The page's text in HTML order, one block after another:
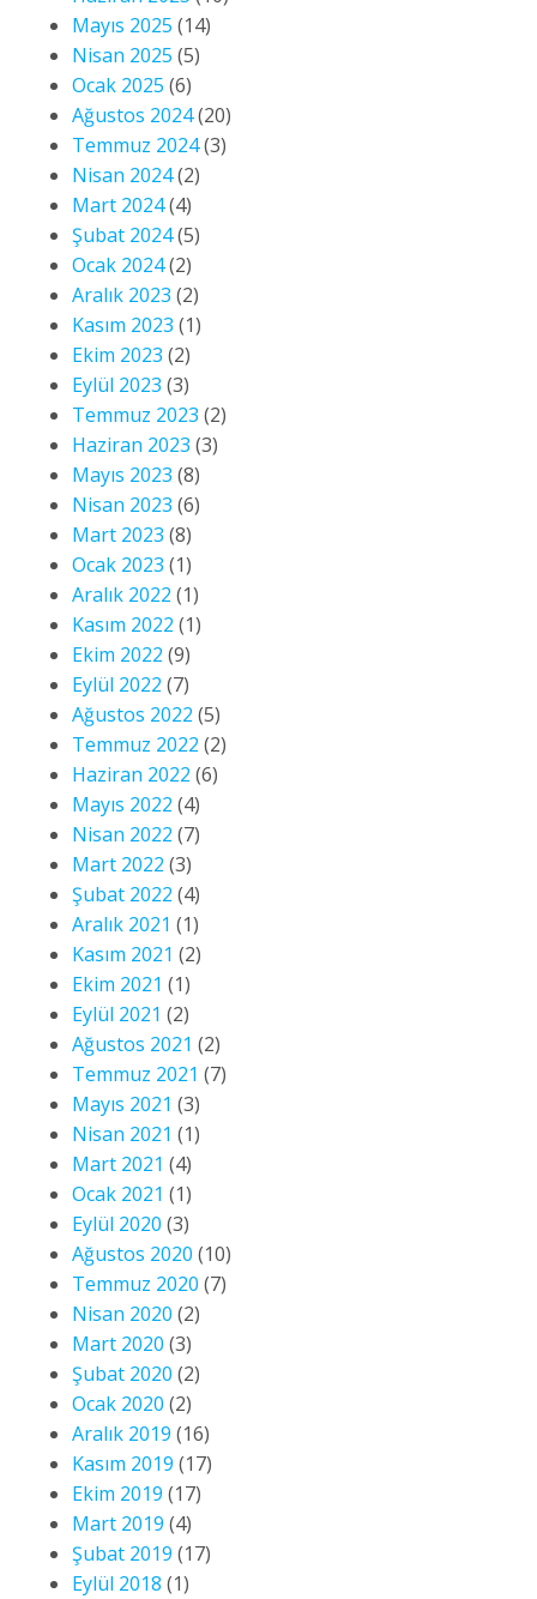
Mayıs 2025 (14)
Nisan 2025 (5)
Ocak 2025 (6)
Ağustos 2024(20)
Temmuz 2024(3)
Nisan 2024(2)
Mart 2024(4)
Şubat 2024(5)
Ocak 2024(2)
Aralık 2023 (2)
Kasım 2023 (1)
Ekim 2023 (2)
Eylül 2023 (3)
Temmuz 2023 (2)
Haziran 2023 (3)
Mayıs 2023 (8)
Nisan 2023 (6)
Mart 2023 (8)
Ocak 2023 (1)
Aralık 2022 (1)
Kasım 2022 (1)
Ekim 2022 (9)
Eylül 2022 (7)
Ağustos 2022 (5)
Temmuz 2022 (2)
Haziran 2022 (6)
Mayıs 2022 (4)
Nisan 2022 (7)
Mart 2022 (3)
Şubat 2022 (4)
Aralık 2021 (1)
Kasım 2021 (2)
Ekim 2021 (1)
Eylül 2021 (2)
Ağustos 2021 (2)
Temmuz 2021 (7)
Mayıs 2021 (3)
Nisan 2021 (1)
Mart 2021 (4)
Ocak 2021 (1)
Eylül 2020 (3)
Ağustos 2020 (10)
Temmuz 2020 (7)
Nisan 2020 (2)
Mart 2020 (3)
Şubat 2020 (2)
Ocak 2020 (2)
Aralık 2019 (16)
Kasım 2019 (17)
Ekim 2019 (17)
Mart 2019 (4)
Şubat 2019 (17)
Eylül 2018 (1)